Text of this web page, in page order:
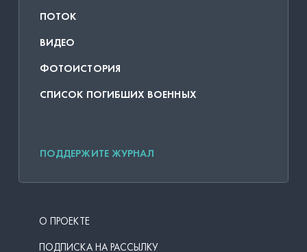
ПОТОК
ВИДЕО
ФОТОИСТОРИЯ
СПИСОК ПОГИБШИХ ВОЕННЫХ
ПОДДЕРЖИТЕ ЖУРНАЛ
О ПРОЕКТЕ
ПОДПИСКА НА РАССЫЛКУ